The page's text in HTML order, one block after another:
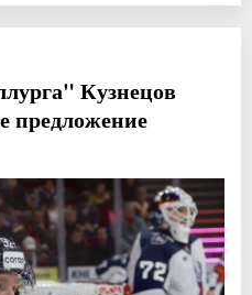
Кузнецов
предложение